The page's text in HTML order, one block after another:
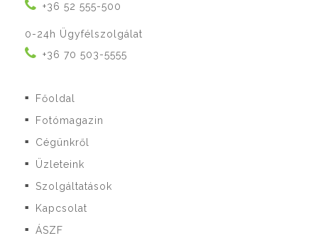
+36 52 555-500
0-24h Ügyfélszolgálat
+36 70 503-5555
■ Főoldal
■ Fotómagazin
■ Cégünkről
■ Üzleteink
■ Szolgáltatások
■ Kapcsolat
■ ÁSZF